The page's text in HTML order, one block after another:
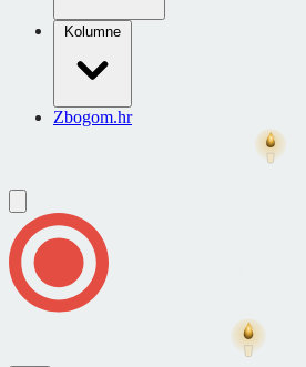
Kolumne
Zbogom.hr